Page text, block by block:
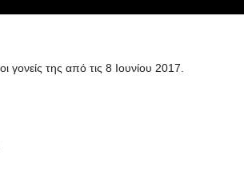
της από τις 8 Ιουνίου 2017.